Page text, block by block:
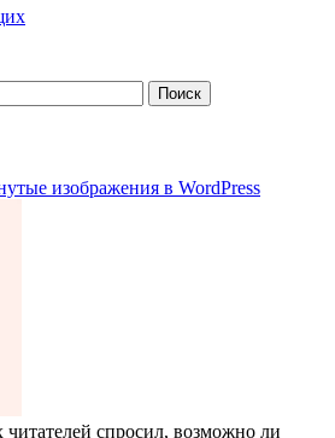
изображения в WordPress
спросил, возможно ли